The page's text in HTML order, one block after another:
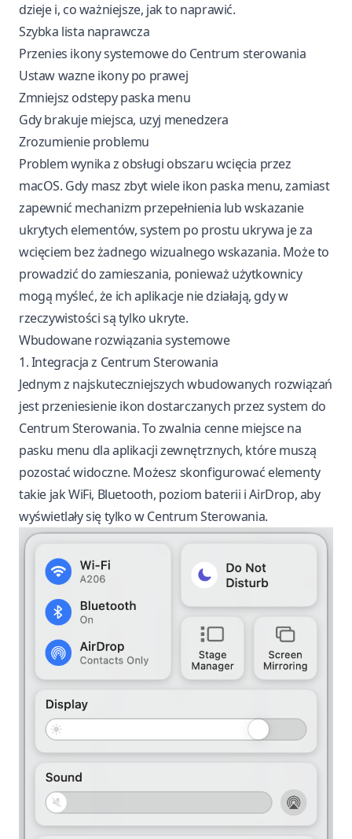
dzieje i, co ważniejsze, jak to naprawić.
Szybka lista naprawcza
Przenies ikony systemowe do Centrum sterowania
Ustaw wazne ikony po prawej
Zmniejsz odstepy paska menu
Gdy brakuje miejsca, uzyj menedzera
Zrozumienie problemu
Problem wynika z obsługi obszaru wcięcia przez
macOS. Gdy masz zbyt wiele ikon paska menu, zamiast
zapewnić mechanizm przepełnienia lub wskazanie
ukrytych elementów, system po prostu ukrywa je za
wcięciem bez żadnego wizualnego wskazania. Może to
prowadzić do zamieszania, ponieważ użytkownicy
mogą myśleć, że ich aplikacje nie działają, gdy w
rzeczywistości są tylko ukryte.
Wbudowane rozwiązania systemowe
1. Integracja z Centrum Sterowania
Jednym z najskuteczniejszych wbudowanych rozwiązań
jest przeniesienie ikon dostarczanych przez system do
Centrum Sterowania. To zwalnia cenne miejsce na
pasku menu dla aplikacji zewnętrznych, które muszą
pozostać widoczne. Możesz skonfigurować elementy
takie jak WiFi, Bluetooth, poziom baterii i AirDrop, aby
wyświetlały się tylko w Centrum Sterowania.